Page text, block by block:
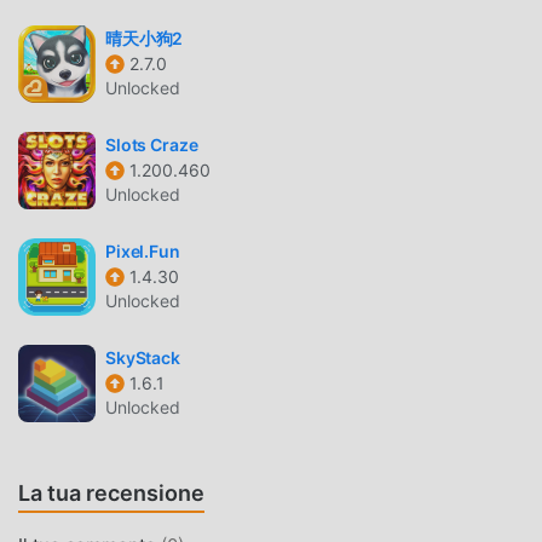
solo seguire il tutorial per principianti, così puoi facilmente
avviare l'intero gioco e goderti la gioia offerta dai classici
giochi casual Polandball NSFWorld 1.08.7. Allo stesso
tempo, moddroid ha creato appositamente una piattaforma
per gli amanti dei giochi casual, consentendoti di
comunicare e condividere con tutti gli amanti dei giochi
casual in tutto il mondo, cosa stai aspettando, unisciti a
felici
BELLISSIMO SCHERMO
Come i giochi tradizionali casual, Polandball NSFWorld ha
uno stile artistico unico e la grafica, le mappe e i
personaggi di alta qualità rendono Polandball NSFWorld
motore virtuale aggiornato e apportato aggiornamenti
晴天小狗2
2.7.0
Unlocked
Slots Craze
1.200.460
Unlocked
Pixel.Fun
1.4.30
Unlocked
SkyStack
1.6.1
Unlocked
La tua recensione